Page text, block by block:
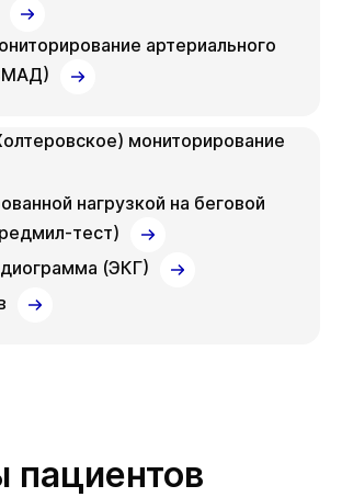
артериального
мониторирование
нагрузкой на беговой
тест)
(ЭКГ)
пациентов